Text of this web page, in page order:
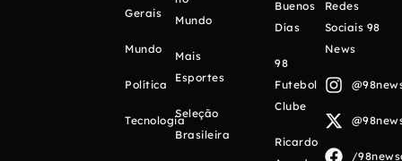
Gerais
Mundo
Política
Tecnologia
Mundo
Mais
Esportes
Seleção
Brasileira
Buenos
Días
98
Futebol
Clube
Ricardo
Redes
Sociais 98
News
/